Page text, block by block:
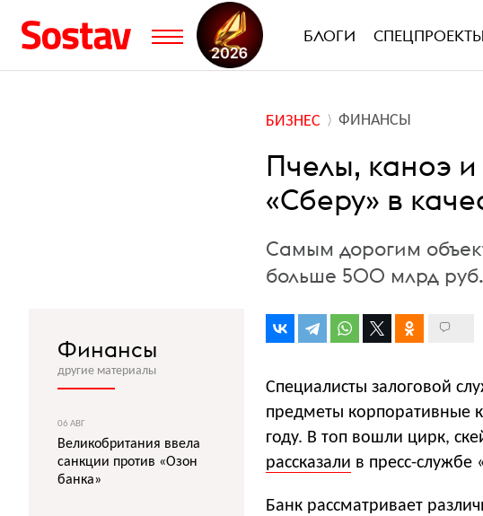
БЛОГИ СПЕЦПРОЕКТЫ
БИЗНЕС ФИНАНСЫ
Пчелы, каноэ и
«Сберу» в
Самым дорогим
больше 500 млрд руб.
Специалисты залоговой
предметы корпоративные
году. В топ вошли цирк,
рассказали в пресс-службе
Банк рассматривает
Финансы
другие материалы
06 АВГ
Великобритания ввела
санкции против «Озон
банка»